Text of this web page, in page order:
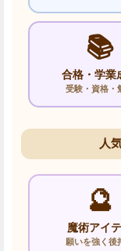
📚
合格・学業
受験・資格・
人
🔮
魔術アイ
願いを強く後